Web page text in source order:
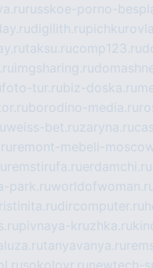
russkoe-porno-
digilith.ru
taksu.rucomp123.ru
imgsharing.ru
foto-tur.rubiz-doska.ru
borodino-media.ru
weiss-bet.ruzaryna.ru
remont-mebeli-
remstirufa.ruerdamchi.ru
park.ru
dircomputer.ru
pivnaya-kruzhka.ru
tanyavanya.ru